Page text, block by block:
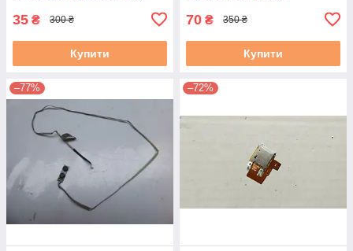
35 ₴ 300 ₴
Купити
70 ₴ 350 ₴
Купити
–77% –72%